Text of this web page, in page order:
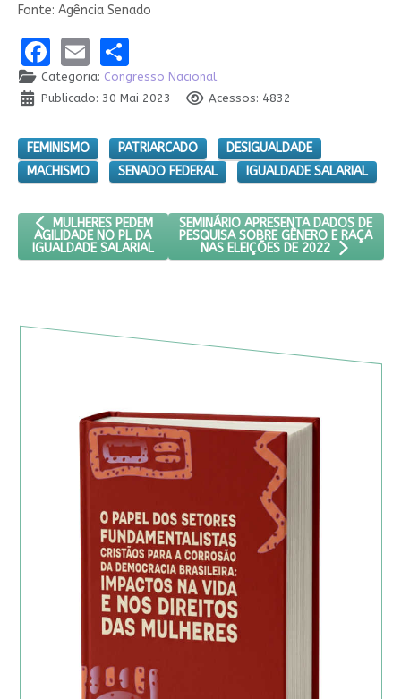
Fonte: Agência Senado
Facebook
EmailShare
Categoria: Congresso Nacional
Publicado: 30 Mai 2023
Acessos: 4832
FEMINISMO PATRIARCADO
DESIGUALDADE
MACHISMO
SENADO FEDERAL IGUALDADE SALARIAL
ARTIGO ANTERIOR: MULHERES PEDEM AGILIDADE NO PL DA
MULHERES PEDEM
AGILIDADE NO PL DA
IGUALDADE SALARIAL
PRÓXIMO ARTIGO: SEMINÁRIO
SEMINÁRIO APRESENTA DADOS DE
PESQUISA SOBRE GÊNERO E RAÇA
NAS ELEIÇÕES DE 2022